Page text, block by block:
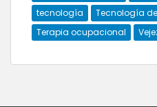
tecnología
Tecnología
Terapia ocupacional